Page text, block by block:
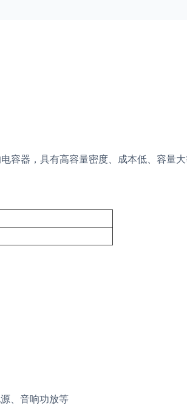
容器，具有高容量密度、成本低、容量
、音响功放等